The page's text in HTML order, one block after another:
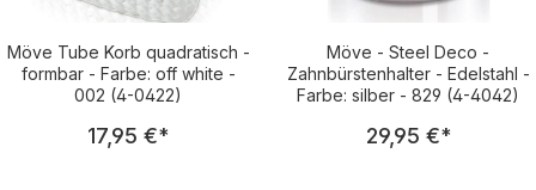
Möve Tube Korb quadratisch -
formbar - Farbe: off white -
002 (4-0422)
Regulärer Preis:
17,95 €*
Möve - Steel Deco -
Zahnbürstenhalter - Edelstahl -
Farbe: silber - 829 (4-4042)
Regulärer
29,95 €*